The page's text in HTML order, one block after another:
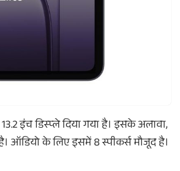
इंच डिस्प्ले दिया गया है। इसके अलावा,
ऑडियो के लिए इसमें 8 स्पीकर्स मौजूद है।